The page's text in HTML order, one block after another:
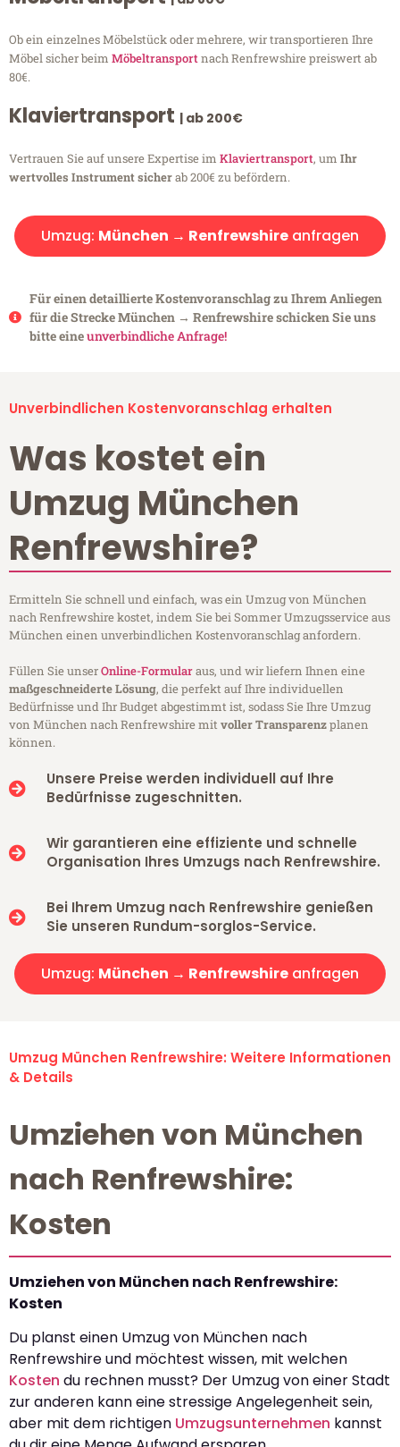
Ob ein einzelnes Möbelstück oder mehrere, wir transportieren Ihre
Möbel sicher beim Möbeltransportnach Renfrewshire preiswert ab
80€.
Klaviertransport | ab 200€
Vertrauen Sie auf unsere Expertise im Klaviertransport, um Ihr
wertvolles Instrument sicherab 200€ zu befördern.
Umzug: München → Renfrewshire anfragen
Für einen detaillierte Kostenvoranschlag zu Ihrem Anliegen
für die Strecke München → Renfrewshire schicken Sie uns
bitte eineunverbindliche Anfrage!
Unverbindlichen Kostenvoranschlag erhalten
Was kostet ein
Umzug München
Renfrewshire?
Ermitteln Sie schnell und einfach, was ein Umzug von München
nach Renfrewshire kostet, indem Sie bei Sommer Umzugsservice aus
München einen unverbindlichen Kostenvoranschlag anfordern.
Füllen Sie unserOnline-Formularaus, und wir liefern Ihnen eine
maßgeschneiderte Lösung, die perfekt auf Ihre individuellen
Bedürfnisse und Ihr Budget abgestimmt ist, sodass Sie Ihre Umzug
von München nach Renfrewshire mitvoller Transparenzplanen
können.
Unsere Preise werden individuell auf Ihre
Bedürfnisse zugeschnitten.
Wir garantieren eine effiziente und schnelle
Organisation Ihres Umzugs nach Renfrewshire.
Bei Ihrem Umzug nach Renfrewshire genießen
Sie unseren Rundum-sorglos-Service.
Umzug: München → Renfrewshire anfragen
Umzug München Renfrewshire: Weitere Informationen
& Details
Umziehen von München
nach Renfrewshire:
Kosten
Umziehen von München nach Renfrewshire:
Kosten
Du planst einen Umzug von München nach
Renfrewshire und möchtest wissen, mit welchen
Kosten du rechnen musst? Der Umzug von einer Stadt
zur anderen kann eine stressige Angelegenheit sein,
aber mit dem richtigen Umzugsunternehmen kannst